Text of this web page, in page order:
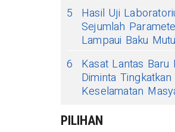
5
Hasil Uji
Sejumlah
Lampaui Baku Mutu
6
Kasat Lantas
Diminta
Keselamatan
PILIHAN